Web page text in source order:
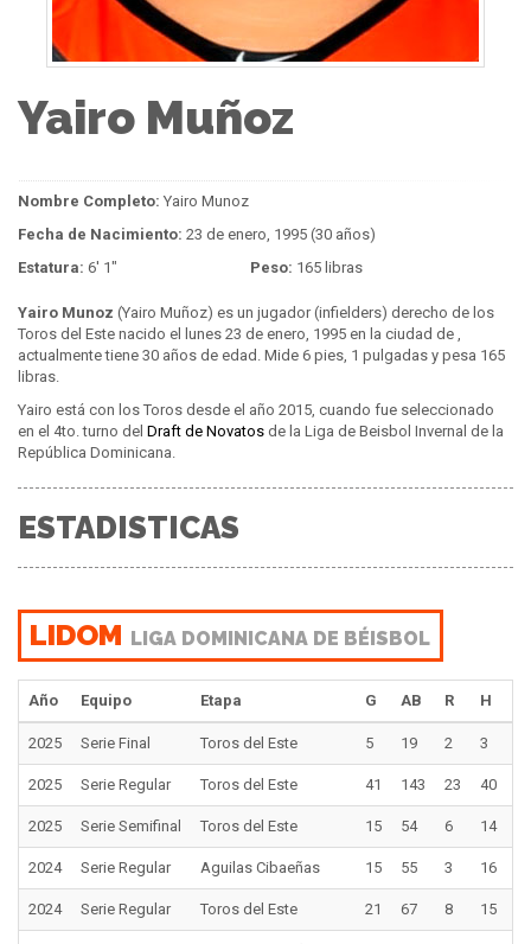
Yairo Muñoz
Nombre Completo: Yairo Munoz
Fecha de Nacimiento: 23 de enero, 1995 (30 años)
Estatura: 6' 1" Peso: 165 libras
Yairo Munoz (Yairo Muñoz) es un jugador (infielders) derecho de los
Toros del Este nacido el lunes 23 de enero, 1995 en la ciudad de ,
actualmente tiene 30 años de edad. Mide 6 pies, 1 pulgadas y pesa 165
libras.
Yairo está con los Toros desde el año 2015, cuando fue seleccionado
en el 4to. turno del Draft de Novatos de la Liga de Beisbol Invernal de la
República Dominicana.
ESTADISTICAS
LIDOM LIGA DOMINICANA DE BÉISBOL
Año Equipo Etapa G AB R H
2025 Serie Final Toros del Este 5 19 2 3
2025 Serie Regular Toros del Este 41 143 23 40
2025 Serie Semifinal Toros del Este 15 54 6 14
2024 Serie Regular Aguilas Cibaeñas 15 55 3 16
2024 Serie Regular Toros del Este 21 67 8 15